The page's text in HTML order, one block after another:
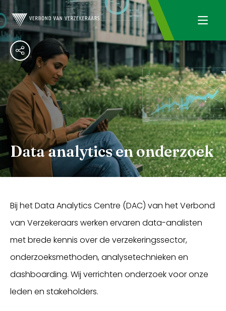
Data analytics en onderzoek
Bij het Data Analytics Centre (DAC) van het Verbond
van Verzekeraars werken ervaren data-analisten
met brede kennis over de verzekeringssector,
onderzoeksmethoden, analysetechnieken en
dashboarding. Wij verrichten onderzoek voor onze
leden en stakeholders.